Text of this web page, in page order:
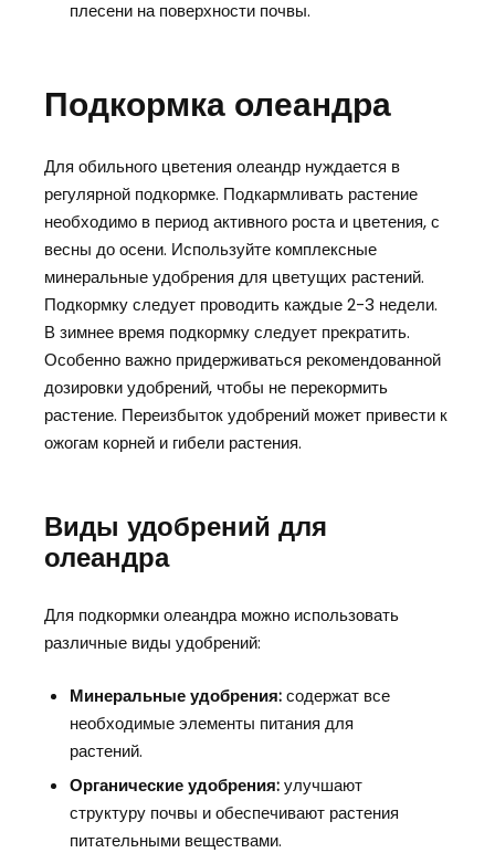
плесени на поверхности почвы.
Подкормка олеандра
Для обильного цветения олеандр нуждается в
регулярной подкормке. Подкармливать растение
необходимо в период активного роста и цветения, с
весны до осени. Используйте комплексные
минеральные удобрения для цветущих растений.
Подкормку следует проводить каждые 2-3 недели.
В зимнее время подкормку следует прекратить.
Особенно важно придерживаться рекомендованной
дозировки удобрений, чтобы не перекормить
растение. Переизбыток удобрений может привести к
ожогам корней и гибели растения.
Виды удобрений для
олеандра
Для подкормки олеандра можно использовать
различные виды удобрений:
Минеральные удобрения:содержат все
необходимые элементы питания для
растений.
Органические удобрения:улучшают
структуру почвы и обеспечивают растения
питательными веществами.